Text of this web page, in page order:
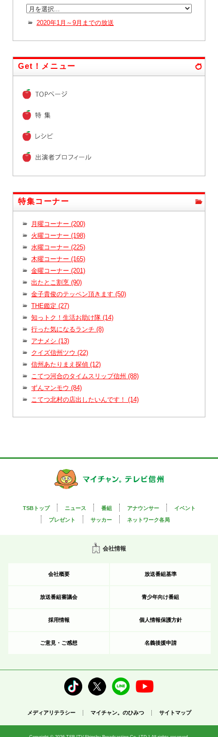
2020年1月～9月までの放送
Get！メニュー
特集コーナー
月曜コーナー (200)
火曜コーナー (198)
水曜コーナー (225)
木曜コーナー (165)
金曜コーナー (201)
出たとこ割烹 (90)
金子貴俊のテッペン頂きます (50)
THE鑑定 (27)
知っトク！生活お助け隊 (14)
行った気になるランチ (8)
アナメシ (13)
クイズ信州ツウ (22)
信州あたりまえ探偵 (12)
こてつ河合のタイムスリップ信州 (88)
ずんマンモウ (84)
こてつ北村の店出したいんです！ (14)
TSBトップ ニュース 番組 アナウンサー
イベント
プレゼント
サッカー ネットワーク各局
会社情報
会社概要 放送番組基準
放送番組審議会 青少年向け番組
採用情報 個人情報保護方針
ご意見・ご感想 名義後援申請
メディアリテラシー マイチャン。のひみつ サイトマップ